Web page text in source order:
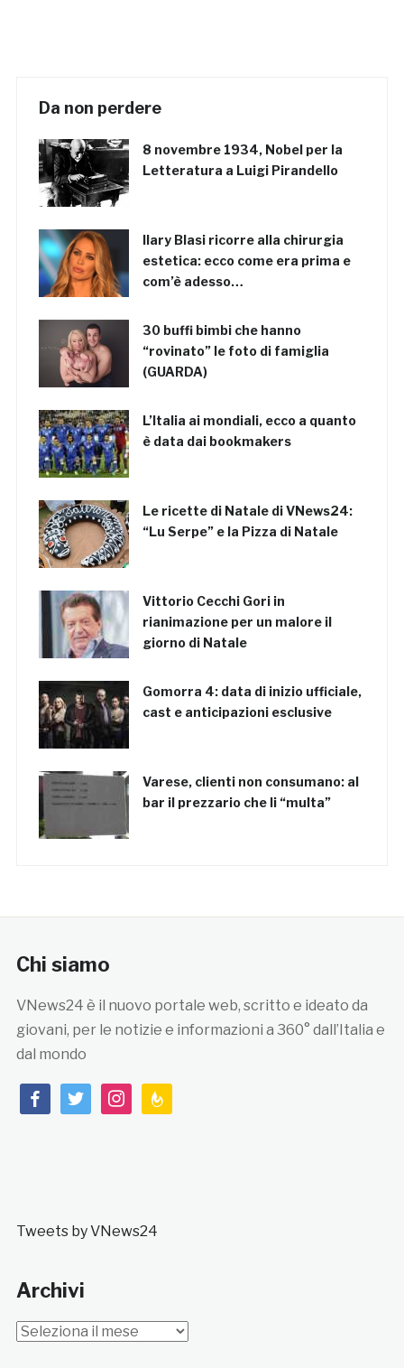
Da non perdere
8 novembre 1934, Nobel per la
Letteratura a Luigi Pirandello
Ilary Blasi ricorre alla chirurgia
estetica: ecco come era prima e
com’è adesso…
30 buffi bimbi che hanno
“rovinato” le foto di famiglia
(GUARDA)
L’Italia ai mondiali, ecco a quanto
è data dai bookmakers
Le ricette di Natale di VNews24:
“Lu Serpe” e la Pizza di Natale
Vittorio Cecchi Gori in
rianimazione per un malore il
giorno di Natale
Gomorra 4: data di inizio ufficiale,
cast e anticipazioni esclusive
Varese, clienti non consumano: al
bar il prezzario che li “multa”
Chi siamo
VNews24 è il nuovo portale web, scritto e ideato da
giovani, per le notizie e informazioni a 360° dall’Italia e
dal mondo
facebooktwitterinstagramfeedburner
Tweets by VNews24
Archivi
Archivi